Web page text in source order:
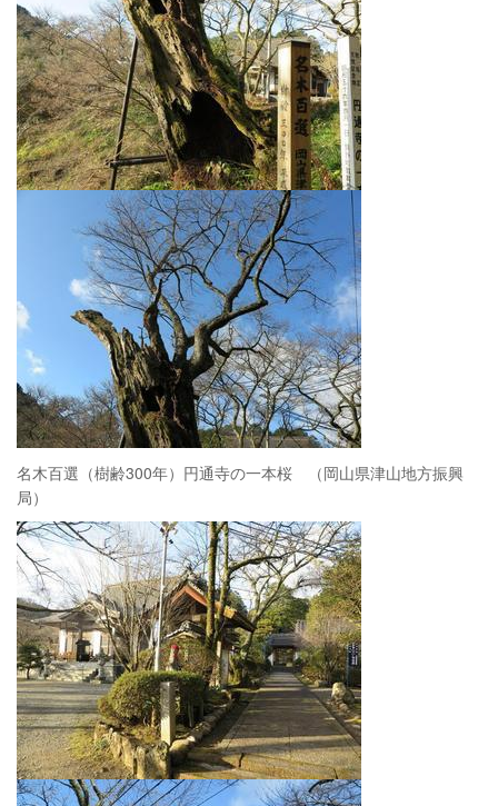
名木百選（樹齢300年）円通寺の一本桜 （岡山県津山地方振興
局）